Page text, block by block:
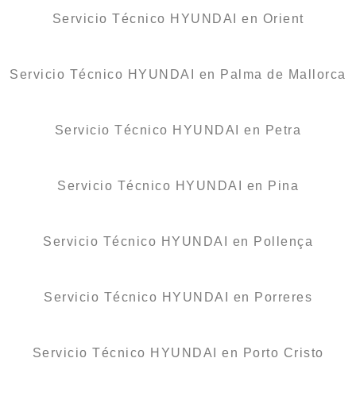
Servicio Técnico HYUNDAI en Orient
Servicio Técnico HYUNDAI en Palma de Mallorca
Servicio Técnico HYUNDAI en Petra
Servicio Técnico HYUNDAI en Pina
Servicio Técnico HYUNDAI en Pollença
Servicio Técnico HYUNDAI en Porreres
Servicio Técnico HYUNDAI en Porto Cristo